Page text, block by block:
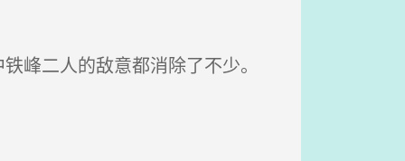
二人的敌意都消除了不少。